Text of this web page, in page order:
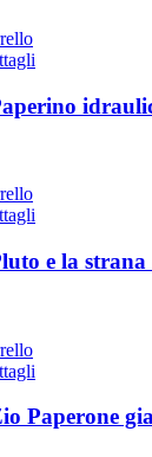
e la strana
Paperone